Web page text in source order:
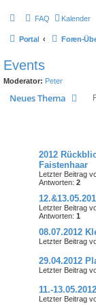
FAQ Kalender
Portal Foren-
Events
Moderator: Peter
Neues Thema
2012
Faistenhaar
Letzter Beitrag
Antworten: 2
Letzter Beitrag
Antworten: 1
08.07.2012
Letzter Beitrag
29.04.2012
Letzter Beitrag
11.-
Letzter Beitrag